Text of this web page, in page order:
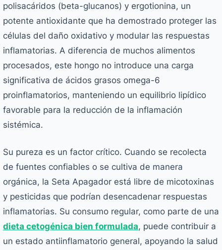
polisacáridos (beta-glucanos) y ergotionina, un
potente antioxidante que ha demostrado proteger las
células del daño oxidativo y modular las respuestas
inflamatorias. A diferencia de muchos alimentos
procesados, este hongo no introduce una carga
significativa de ácidos grasos omega-6
proinflamatorios, manteniendo un equilibrio lipídico
favorable para la reducción de la inflamación
sistémica.
Su pureza es un factor crítico. Cuando se recolecta
de fuentes confiables o se cultiva de manera
orgánica, la Seta Apagador está libre de micotoxinas
y pesticidas que podrían desencadenar respuestas
inflamatorias. Su consumo regular, como parte de una
dieta cetogénica bien formulada, puede contribuir a
un estado antiinflamatorio general, apoyando la salud